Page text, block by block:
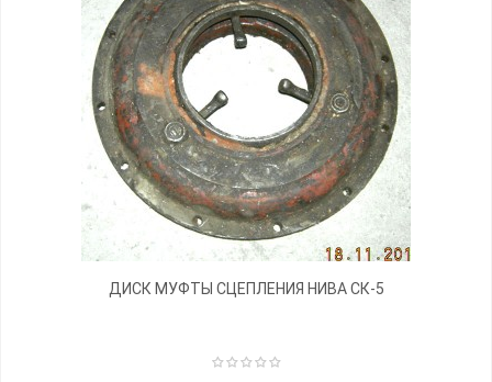
ДИСК МУФТЫ СЦЕПЛЕНИЯ НИВА СК-5